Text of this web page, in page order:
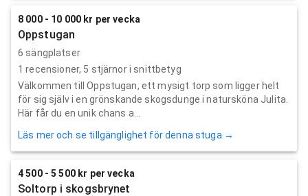
8 000 - 10 000 kr per vecka
Oppstugan
6 sängplatser
1 recensioner, 5 stjärnor i snittbetyg
Välkommen till Oppstugan, ett mysigt torp som ligger helt
för sig själv i en grönskande skogsdunge i natursköna Julita.
Här får du en unik chans a...
Läs mer och se tillgänglighet för denna stuga →
4 500 - 5 500 kr per vecka
Soltorp i skogsbrynet